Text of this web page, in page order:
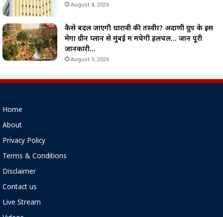
August 4, 2026
कैसे बदल जाएगी धारावी की तस्वीर? अदाणी ग्रुप के इस
मेगा ग्रीन प्लान से मुंबई में मचेगी हलचल… जानें पूरी
जानकारी…
August 3, 2026
Home
About
Privacy Policy
Terms & Conditions
Disclaimer
Contact us
Live Stream